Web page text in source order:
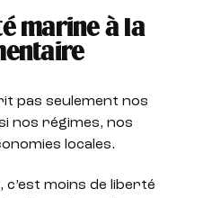
marine à la
pas seulement nos
nos régimes, nos
locales.
c’est moins de liberté